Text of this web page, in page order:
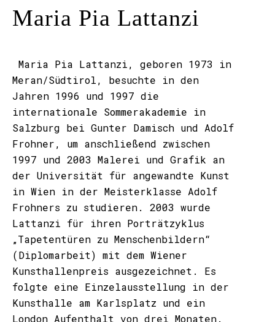
Maria Pia Lattanzi
Maria Pia Lattanzi, geboren 1973 in
Meran/Südtirol, besuchte in den
Jahren 1996 und 1997 die
internationale Sommerakademie in
Salzburg bei Gunter Damisch und Adolf
Frohner, um anschließend zwischen
1997 und 2003 Malerei und Grafik an
der Universität für angewandte Kunst
in Wien in der Meisterklasse Adolf
Frohners zu studieren. 2003 wurde
Lattanzi für ihren Porträtzyklus
„Tapetentüren zu Menschenbildern“
(Diplomarbeit) mit dem Wiener
Kunsthallenpreis ausgezeichnet. Es
folgte eine Einzelausstellung in der
Kunsthalle am Karlsplatz und ein
London Aufenthalt von drei Monaten.